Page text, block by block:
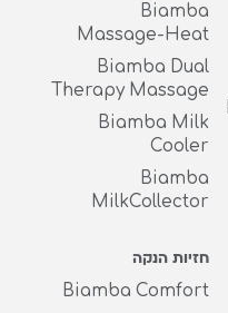
Biamba
Massage-Heat
Biamba Dual
Therapy Massage
Biamba Milk
Cooler
Biamba
MilkCollector
חזיות הנקה
Biamba Comfort